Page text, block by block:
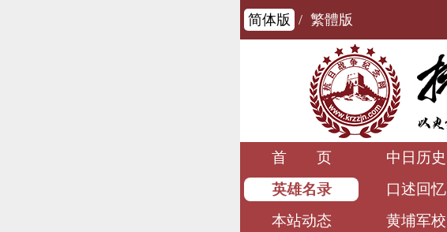
简体版 / 繁體版
首 页 中日历史
英雄名录
口述回忆
本站动态
黄埔军校